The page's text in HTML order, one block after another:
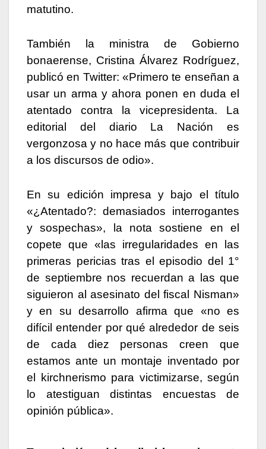
matutino.
También la ministra de Gobierno
bonaerense, Cristina Álvarez Rodríguez,
publicó en Twitter: «Primero te enseñan a
usar un arma y ahora ponen en duda el
atentado contra la vicepresidenta. La
editorial del diario La Nación es
vergonzosa y no hace más que contribuir
a los discursos de odio».
En su edición impresa y bajo el título
«¿Atentado?: demasiados interrogantes
y sospechas», la nota sostiene en el
copete que «las irregularidades en las
primeras pericias tras el episodio del 1°
de septiembre nos recuerdan a las que
siguieron al asesinato del fiscal Nisman»
y en su desarrollo afirma que «no es
difícil entender por qué alrededor de seis
de cada diez personas creen que
estamos ante un montaje inventado por
el kirchnerismo para victimizarse, según
lo atestiguan distintas encuestas de
opinión pública».